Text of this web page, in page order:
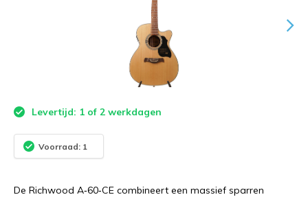
Levertijd: 1 of 2 werkdagen
Voorraad: 1
De Richwood A‑60‑CE combineert een massief sparren